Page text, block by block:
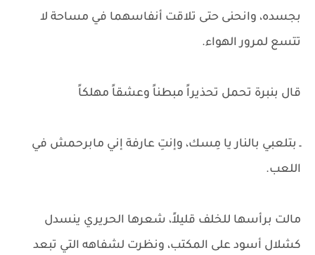
بجسده، وانحنى حتى تلاقت أنفاسهما في مساحة لا
تتسع لمرور الهواء.
قال بنبرة تحمل تحذيراً مبطناً وعشقاً مهلكاً
ـ بتلعبي بالنار يا مِسك، وإنتِ عارفة إني مابرحمش في
اللعب.
مالت برأسها للخلف قليلاً، شعرها الحريري ينسدل
كشلال أسود على المكتب، ونظرت لشفاهه التي تبعد